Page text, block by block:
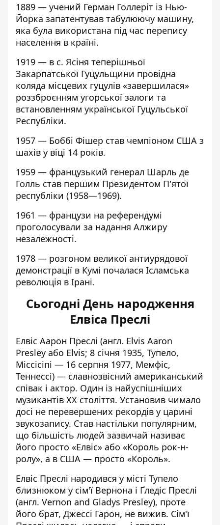
1889 — учений Герман Голлеріт із Нью-
Йорка запатентував табулюючу машину,
яка була використана під час перепису
населення в країні.
1919 — в с. Ясіня теперішньої
Закарпатської Гуцульщини провідна
коляда місцевих гуцулів «завершилася»
роззброєнням угорської залоги та
встановленням української Гуцульської
Республіки.
1957 — Боббі Фішер став чемпіоном США з
шахів у віці 14 років.
1959 — французький генерал Шарль де
Голль став першим Президентом П'ятої
республіки (1958—1969).
1961 — французи на референдумі
проголосували за надання Алжиру
незалежності.
1978 — розгоном великої антиурядової
демонстрації в Кумі почалася Ісламська
революція в Ірані.
Сьогодні День народження
Елвіса Преслі
Елвіс Аарон Преслі (англ. Elvis Aaron
Presley або Elvis; 8 січня 1935, Тупело,
Міссісіпі — 16 серпня 1977, Мемфіс,
Теннессі) — славнозвісний американський
співак і актор. Один із найуспішніших
музикантів XX століття. Установив чимало
досі не перевершених рекордів у царині
звукозапису. Став настільки популярним,
що більшість людей зазвичай називає
його просто «Елвіс» або «Король рок-н-
ролу», а в США — просто «Король».
Елвіс Преслі народився у місті Тупело
близнюком у сім'ї Вернона і Ґледіс Преслі
(англ. Vernon and Gladys Presley), проте
його брат, Джессі Гарон, не вижив. Сім'ї